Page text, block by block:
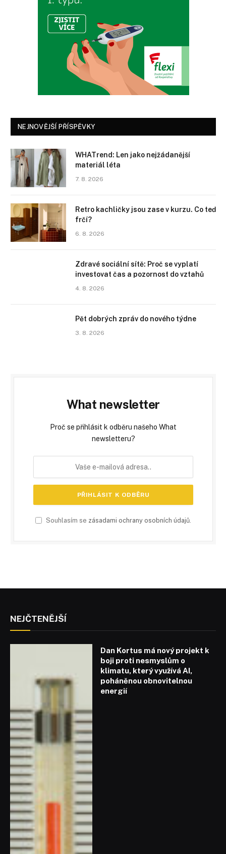
NEJNOVĚJŠÍ PŘÍSPĚVKY
WHATrend: Len jako nejžádanější
materiál léta
7. 8. 2026
Retro kachličky jsou zase v kurzu. Co teď
frčí?
6. 8. 2026
Zdravé sociální sítě: Proč se vyplatí
investovat čas a pozornost do vztahů
4. 8. 2026
Pět dobrých zpráv do nového týdne
3. 8. 2026
What newsletter
Proč se přihlásit k odběru našeho What
newsletteru?
Souhlasím se zásadami ochrany osobních údajů.
NEJČTENĚJŠÍ
Dan Kortus má nový projekt k
boji proti nesmyslům o
klimatu, který využívá AI,
poháněnou obnovitelnou
energií